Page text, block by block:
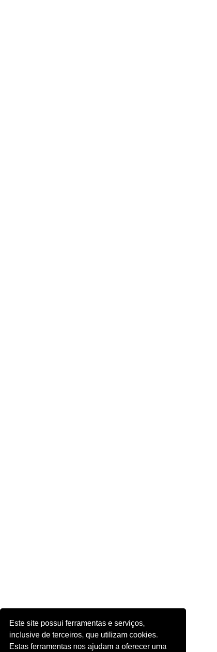
Este site possui ferramentas e serviços,
inclusive de terceiros, que utilizam cookies.
Estas ferramentas nos ajudam a oferecer uma